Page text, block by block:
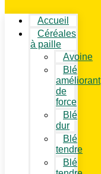
Accueil
Céréales
à paille
Avoine
Blé
améliorant
de
force
Blé
dur
Blé
tendre
Blé